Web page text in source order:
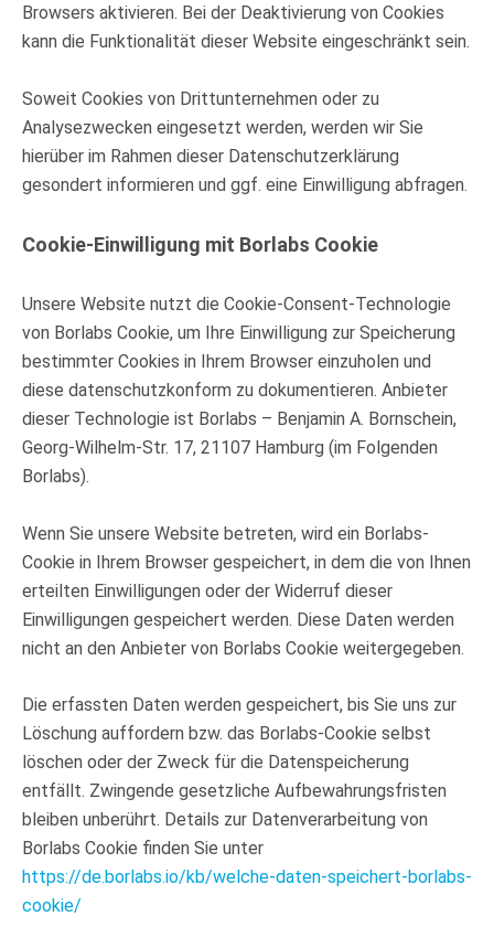
Browsers aktivieren. Bei der Deaktivierung von Cookies
kann die Funktionalität dieser Website eingeschränkt sein.
Soweit Cookies von Drittunternehmen oder zu
Analysezwecken eingesetzt werden, werden wir Sie
hierüber im Rahmen dieser Datenschutzerklärung
gesondert informieren und ggf. eine Einwilligung abfragen.
Cookie-Einwilligung mit Borlabs Cookie
Unsere Website nutzt die Cookie-Consent-Technologie
von Borlabs Cookie, um Ihre Einwilligung zur Speicherung
bestimmter Cookies in Ihrem Browser einzuholen und
diese datenschutzkonform zu dokumentieren. Anbieter
dieser Technologie ist Borlabs – Benjamin A. Bornschein,
Georg-Wilhelm-Str. 17, 21107 Hamburg (im Folgenden
Borlabs).
Wenn Sie unsere Website betreten, wird ein Borlabs-
Cookie in Ihrem Browser gespeichert, in dem die von Ihnen
erteilten Einwilligungen oder der Widerruf dieser
Einwilligungen gespeichert werden. Diese Daten werden
nicht an den Anbieter von Borlabs Cookie weitergegeben.
Die erfassten Daten werden gespeichert, bis Sie uns zur
Löschung auffordern bzw. das Borlabs-Cookie selbst
löschen oder der Zweck für die Datenspeicherung
entfällt. Zwingende gesetzliche Aufbewahrungsfristen
bleiben unberührt. Details zur Datenverarbeitung von
Borlabs Cookie finden Sie unter
https://de.borlabs.io/kb/welche-daten-speichert-borlabs-
cookie/